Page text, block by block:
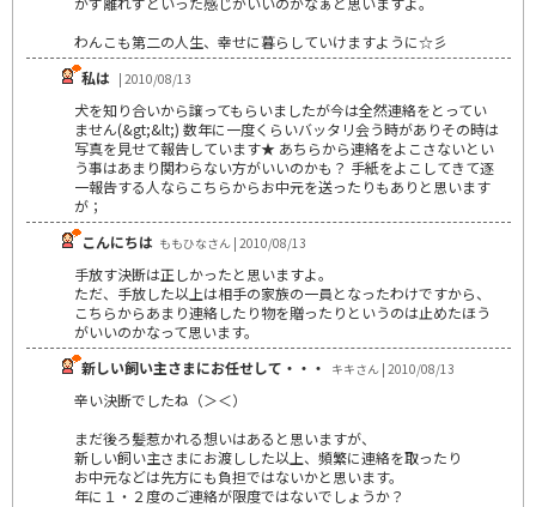
わんこも第二の人生、幸せに暮らしていけますように☆彡
私は | 2010/08/13
犬を知り合いから譲ってもらいましたが今は全然連絡をとってい
ません(&gt;&lt;) 数年に一度くらいバッタリ会う時がありその時は
写真を見せて報告しています★ あちらから連絡をよこさないとい
う事はあまり関わらない方がいいのかも？ 手紙をよこしてきて逐
一報告する人ならこちらからお中元を送ったりもありと思います
が；
こんにちは ももひなさん | 2010/08/13
手放す決断は正しかったと思いますよ。
ただ、手放した以上は相手の家族の一員となったわけですから、
こちらからあまり連絡したり物を贈ったりというのは止めたほう
がいいのかなって思います。
新しい飼い主さまにお任せして・・・
キキさん | 2010/08/13
辛い決断でしたね（＞＜）
まだ後ろ髪惹かれる想いはあると思いますが、
新しい飼い主さまにお渡しした以上、頻繁に連絡を取ったり
お中元などは先方にも負担ではないかと思います。
年に１・２度のご連絡が限度ではないでしょうか？